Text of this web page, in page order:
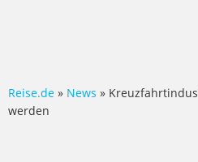
Reise.de » News »
werden